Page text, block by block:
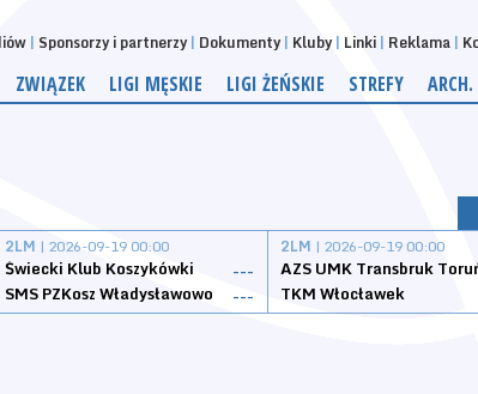
Sponsorzy i partnerzy Dokumenty Kluby Linki Reklama
ZWIĄZEK LIGI MĘSKIE LIGI ŻEŃSKIE STREFY
2LM | 2026-09-19 00:00
Świecki Klub Koszykówki
---
SMS PZKosz Władysławowo
---
2LM | 2026-09-19 00:00
AZS UMK Transbruk
TKM Włocławek